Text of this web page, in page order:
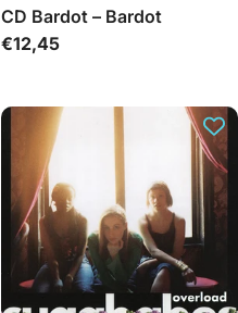
CD Bardot – Bardot
Įprasta
€12,45